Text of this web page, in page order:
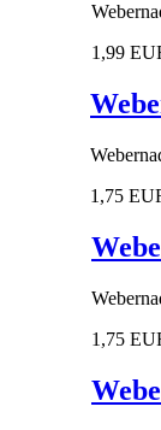
1,99
1,75
1,75